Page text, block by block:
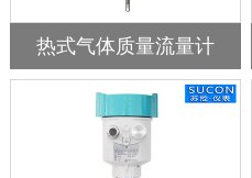
热式气体质量流量计